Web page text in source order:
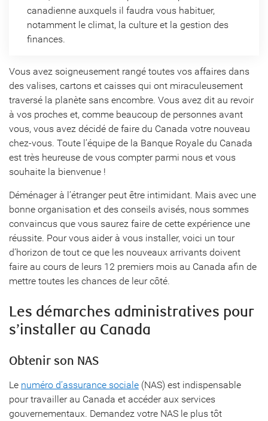
canadienne auxquels il faudra vous habituer,
notamment le climat, la culture et la gestion des
finances.
Vous avez soigneusement rangé toutes vos affaires dans
des valises, cartons et caisses qui ont miraculeusement
traversé la planète sans encombre. Vous avez dit au revoir
à vos proches et, comme beaucoup de personnes avant
vous, vous avez décidé de faire du Canada votre nouveau
chez-vous. Toute l’équipe de la Banque Royale du Canada
est très heureuse de vous compter parmi nous et vous
souhaite la bienvenue !
Déménager à l’étranger peut être intimidant. Mais avec une
bonne organisation et des conseils avisés, nous sommes
convaincus que vous saurez faire de cette expérience une
réussite. Pour vous aider à vous installer, voici un tour
d’horizon de tout ce que les nouveaux arrivants doivent
faire au cours de leurs 12 premiers mois au Canada afin de
mettre toutes les chances de leur côté.
Les démarches administratives pour
s’installer au Canada
Obtenir son NAS
Le numéro d’assurance sociale (NAS) est indispensable
pour travailler au Canada et accéder aux services
gouvernementaux. Demandez votre NAS le plus tôt